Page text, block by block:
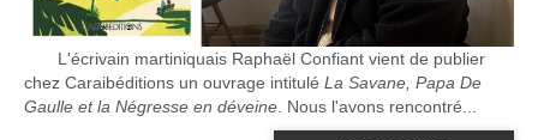
L'écrivain martiniquais Raphaël Confiant vient de publier
chez Caraibéditions un ouvrage intitulé La Savane, Papa De
Gaulle et la Négresse en déveine. Nous l'avons rencontré...